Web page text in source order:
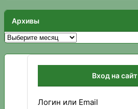
Архивы
Архивы
Вход на сайт
Логин или Email